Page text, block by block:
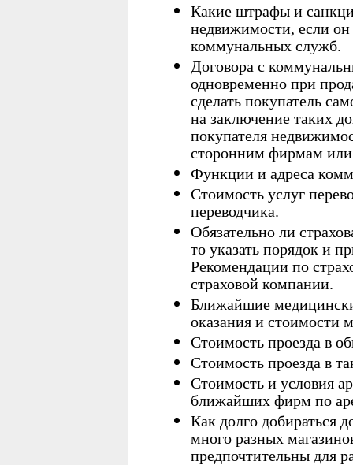
Какие штрафы и
недвижимости, если он
коммунальных служб.
Договора с
одновременно при
сделать покупатель
на заключение таких
покупателя
сторонним фирмам
Функции и адреса
Стоимость услуг
переводчика.
Обязательно ли
то указать порядок и
Рекомендации по
страховой компании.
Ближайшие
оказания и стоимости
Стоимость проезда в
Стоимость проезда в
Стоимость и условия
ближайших фирм по
Как долго добираться
много разных
предпочтительны для